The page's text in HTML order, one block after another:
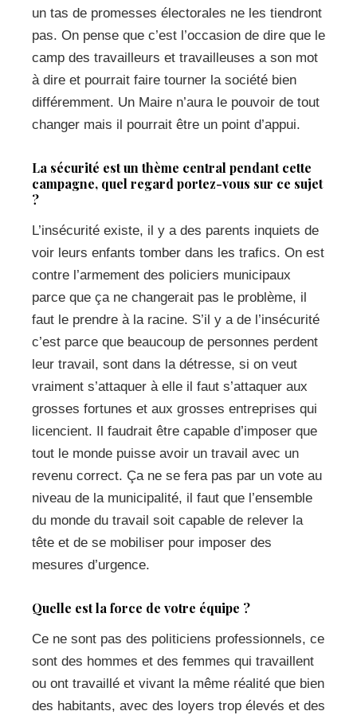
un tas de promesses électorales ne les tiendront
pas. On pense que c’est l’occasion de dire que le
camp des travailleurs et travailleuses a son mot
à dire et pourrait faire tourner la société bien
différemment. Un Maire n’aura le pouvoir de tout
changer mais il pourrait être un point d’appui.
La sécurité est un thème central pendant cette
campagne, quel regard portez-vous sur ce sujet
?
L’insécurité existe, il y a des parents inquiets de
voir leurs enfants tomber dans les trafics. On est
contre l’armement des policiers municipaux
parce que ça ne changerait pas le problème, il
faut le prendre à la racine. S’il y a de l’insécurité
c’est parce que beaucoup de personnes perdent
leur travail, sont dans la détresse, si on veut
vraiment s’attaquer à elle il faut s’attaquer aux
grosses fortunes et aux grosses entreprises qui
licencient. Il faudrait être capable d’imposer que
tout le monde puisse avoir un travail avec un
revenu correct. Ça ne se fera pas par un vote au
niveau de la municipalité, il faut que l’ensemble
du monde du travail soit capable de relever la
tête et de se mobiliser pour imposer des
mesures d’urgence.
Quelle est la force de votre équipe ?
Ce ne sont pas des politiciens professionnels, ce
sont des hommes et des femmes qui travaillent
ou ont travaillé et vivant la même réalité que bien
des habitants, avec des loyers trop élevés et des